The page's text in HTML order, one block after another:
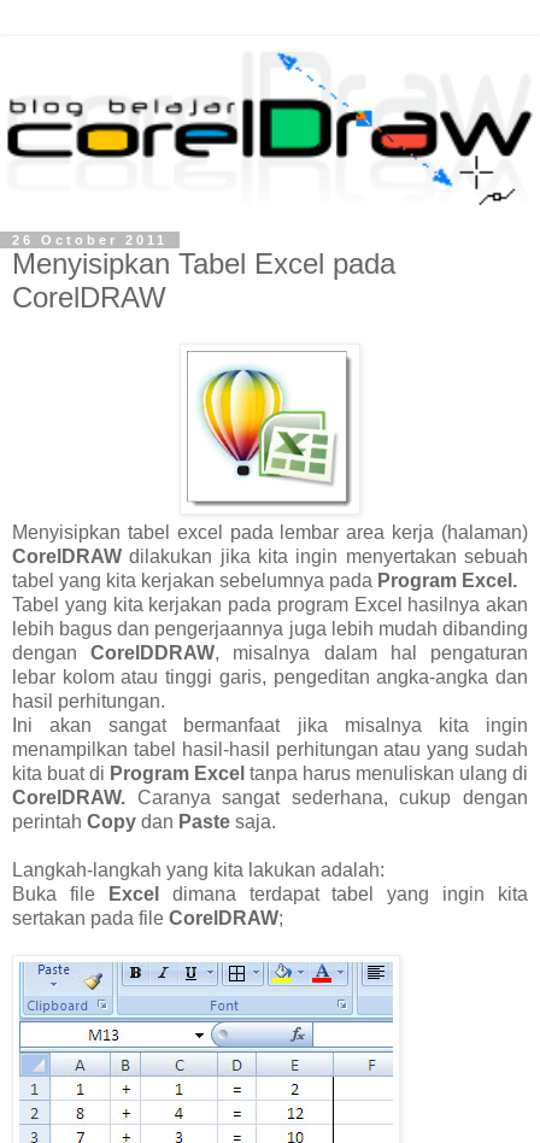
26 October 2011
Menyisipkan Tabel Excel pada
CorelDRAW
Menyisipkan tabel excel pada lembar area kerja (halaman)
CorelDRAW dilakukan jika kita ingin menyertakan sebuah
tabel yang kita kerjakan sebelumnya pada Program Excel.
Tabel yang kita kerjakan pada program Excel hasilnya akan
lebih bagus dan pengerjaannya juga lebih mudah dibanding
denganCorelDDRAW, misalnya dalam hal pengaturan
lebar kolom atau tinggi garis, pengeditan angka-angka dan
hasil perhitungan.
Ini akan sangat bermanfaat jika misalnya kita ingin
menampilkan tabel hasil-hasil perhitungan atau yang sudah
kita buat di Program Excel tanpa harus menuliskan ulang di
CorelDRAW. Caranya sangat sederhana, cukup dengan
perintah Copy dan Paste saja.
Langkah-langkah yang kita lakukan adalah:
Buka file
Excel
dimana terdapat tabel yang ingin kita
sertakan pada file CorelDRAW;